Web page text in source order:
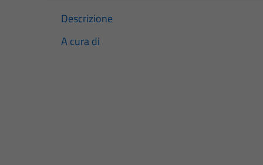
Descrizione
A cura di